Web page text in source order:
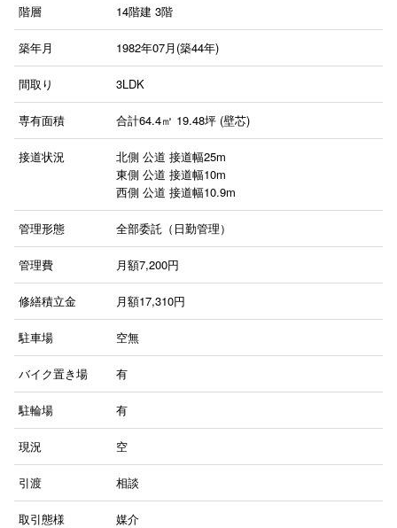
階層 14階建 3階
築年月 1982年07月(築44年)
間取り 3LDK
専有面積 合計64.4㎡ 19.48坪 (壁芯)
接道状況
北側 公道 接道幅25m
東側 公道 接道幅10m
西側 公道 接道幅10.9m
管理形態 全部委託（日勤管理）
管理費 月額7,200円
修繕積立金 月額17,310円
駐車場 空無
バイク置き場 有
駐輪場 有
現況 空
引渡 相談
取引態様 媒介